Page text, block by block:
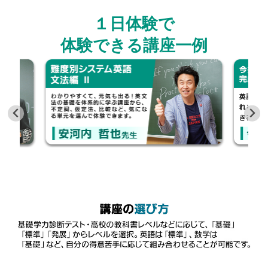
１日体験で
体験できる講座一例